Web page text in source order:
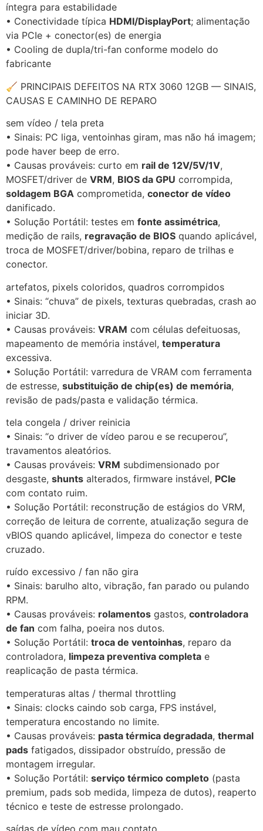
íntegra para estabilidade
• Conectividade típica HDMI/DisplayPort; alimentação
via PCIe + conector(es) de energia
• Cooling de dupla/tri-fan conforme modelo do
fabricante
🧹 PRINCIPAIS DEFEITOS NA RTX 3060 12GB — SINAIS,
CAUSAS E CAMINHO DE REPARO
sem vídeo / tela preta
• Sinais: PC liga, ventoinhas giram, mas não há imagem;
pode haver beep de erro.
• Causas prováveis: curto em rail de 12V/5V/1V,
MOSFET/driver de VRM, BIOS da GPU corrompida,
soldagem BGA comprometida, conector de vídeo
danificado.
• Solução Portátil: testes em fonte assimétrica,
medição de rails, regravação de BIOS quando aplicável,
troca de MOSFET/driver/bobina, reparo de trilhas e
conector.
artefatos, pixels coloridos, quadros corrompidos
• Sinais: “chuva” de pixels, texturas quebradas, crash ao
iniciar 3D.
• Causas prováveis: VRAM com células defeituosas,
mapeamento de memória instável, temperatura
excessiva.
• Solução Portátil: varredura de VRAM com ferramenta
de estresse, substituição de chip(es) de memória,
revisão de pads/pasta e validação térmica.
tela congela / driver reinicia
• Sinais: “o driver de vídeo parou e se recuperou”,
travamentos aleatórios.
• Causas prováveis: VRM subdimensionado por
desgaste, shunts alterados, firmware instável, PCIe
com contato ruim.
• Solução Portátil: reconstrução de estágios do VRM,
correção de leitura de corrente, atualização segura de
vBIOS quando aplicável, limpeza do conector e teste
cruzado.
ruído excessivo / fan não gira
• Sinais: barulho alto, vibração, fan parado ou pulando
RPM.
• Causas prováveis: rolamentos gastos, controladora
de fan com falha, poeira nos dutos.
• Solução Portátil: troca de ventoinhas, reparo da
controladora, limpeza preventiva completa e
reaplicação de pasta térmica.
temperaturas altas / thermal throttling
• Sinais: clocks caindo sob carga, FPS instável,
temperatura encostando no limite.
• Causas prováveis: pasta térmica degradada, thermal
pads fatigados, dissipador obstruído, pressão de
montagem irregular.
• Solução Portátil: serviço térmico completo (pasta
premium, pads sob medida, limpeza de dutos), reaperto
técnico e teste de estresse prolongado.